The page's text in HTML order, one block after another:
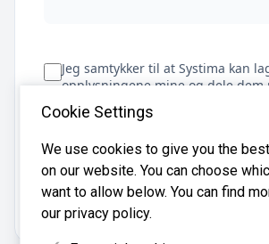
Jeg samtykker til at Systima kan
opplysningene mine og dele dem
regnskapsbyråer for å hjelpe meg
regnskapsfører
Cookie Settings
We use cookies to give you the
on our website. You can choose
want to allow below. You can find
our privacy policy.